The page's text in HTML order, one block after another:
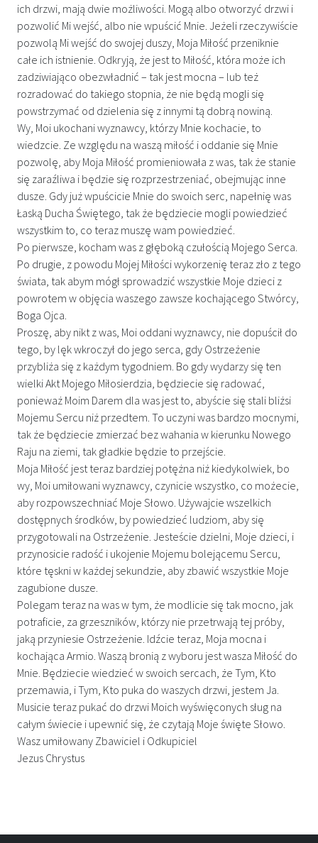
ich drzwi, mają dwie możliwości. Mogą albo otworzyć drzwi i
pozwolić Mi wejść, albo nie wpuścić Mnie. Jeżeli rzeczywiście
pozwolą Mi wejść do swojej duszy, Moja Miłość przeniknie
całe ich istnienie. Odkryją, że jest to Miłość, która może ich
zadziwiająco obezwładnić – tak jest mocna – lub też
rozradować do takiego stopnia, że nie będą mogli się
powstrzymać od dzielenia się z innymi tą dobrą nowiną.
Wy, Moi ukochani wyznawcy, którzy Mnie kochacie, to
wiedzcie. Ze względu na waszą miłość i oddanie się Mnie
pozwolę, aby Moja Miłość promieniowała z was, tak że stanie
się zaraźliwa i będzie się rozprzestrzeniać, obejmując inne
dusze. Gdy już wpuścicie Mnie do swoich serc, napełnię was
Łaską Ducha Świętego, tak że będziecie mogli powiedzieć
wszystkim to, co teraz muszę wam powiedzieć.
Po pierwsze, kocham was z głęboką czułością Mojego Serca.
Po drugie, z powodu Mojej Miłości wykorzenię teraz zło z tego
świata, tak abym mógł sprowadzić wszystkie Moje dzieci z
powrotem w objęcia waszego zawsze kochającego Stwórcy,
Boga Ojca.
Proszę, aby nikt z was, Moi oddani wyznawcy, nie dopuścił do
tego, by lęk wkroczył do jego serca, gdy Ostrzeżenie
przybliża się z każdym tygodniem. Bo gdy wydarzy się ten
wielki Akt Mojego Miłosierdzia, będziecie się radować,
ponieważ Moim Darem dla was jest to, abyście się stali bliżsi
Mojemu Sercu niż przedtem. To uczyni was bardzo mocnymi,
tak że będziecie zmierzać bez wahania w kierunku Nowego
Raju na ziemi, tak gładkie będzie to przejście.
Moja Miłość jest teraz bardziej potężna niż kiedykolwiek, bo
wy, Moi umiłowani wyznawcy, czynicie wszystko, co możecie,
aby rozpowszechniać Moje Słowo. Używajcie wszelkich
dostępnych środków, by powiedzieć ludziom, aby się
przygotowali na Ostrzeżenie. Jesteście dzielni, Moje dzieci, i
przynosicie radość i ukojenie Mojemu bolejącemu Sercu,
które tęskni w każdej sekundzie, aby zbawić wszystkie Moje
zagubione dusze.
Polegam teraz na was w tym, że modlicie się tak mocno, jak
potraficie, za grzeszników, którzy nie przetrwają tej próby,
jaką przyniesie Ostrzeżenie. Idźcie teraz, Moja mocna i
kochająca Armio. Waszą bronią z wyboru jest wasza Miłość do
Mnie. Będziecie wiedzieć w swoich sercach, że Tym, Kto
przemawia, i Tym, Kto puka do waszych drzwi, jestem Ja.
Musicie teraz pukać do drzwi Moich wyświęconych sług na
całym świecie i upewnić się, że czytają Moje święte Słowo.
Wasz umiłowany Zbawiciel i Odkupiciel
Jezus Chrystus